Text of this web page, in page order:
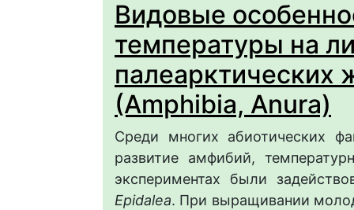
Видовые
температуры на
палеарктических
(Amphibia, Anura)
Среди многих абиотических
развитие амфибий,
экспериментах были
Epidalea. При выращивании